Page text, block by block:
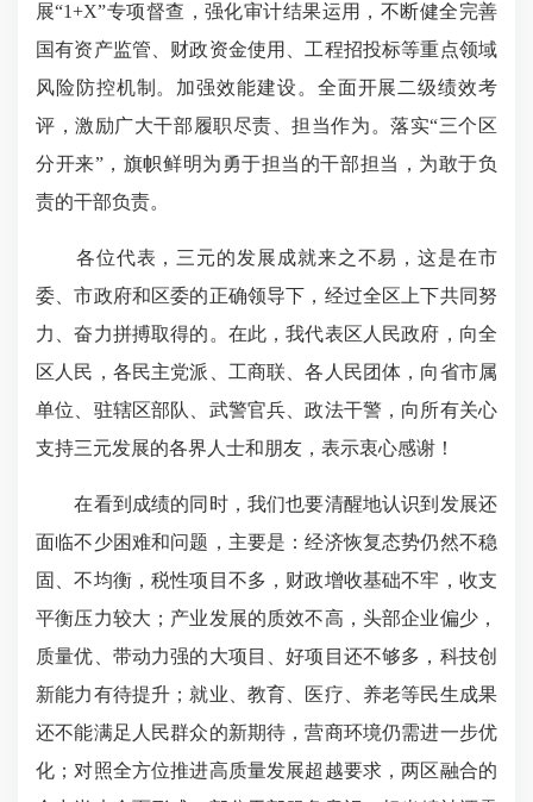
展“1+X”专项督查，强化审计结果运用，不断健全完善
国有资产监管、财政资金使用、工程招投标等重点领域
风险防控机制。加强效能建设。全面开展二级绩效考
评，激励广大干部履职尽责、担当作为。落实“三个区
分开来”，旗帜鲜明为勇于担当的干部担当，为敢于负
责的干部负责。
各位代表，三元的发展成就来之不易，这是在市
委、市政府和区委的正确领导下，经过全区上下共同努
力、奋力拼搏取得的。在此，我代表区人民政府，向全
区人民，各民主党派、工商联、各人民团体，向省市属
单位、驻辖区部队、武警官兵、政法干警，向所有关心
支持三元发展的各界人士和朋友，表示衷心感谢！
在看到成绩的同时，我们也要清醒地认识到发展还
面临不少困难和问题，主要是：经济恢复态势仍然不稳
固、不均衡，税性项目不多，财政增收基础不牢，收支
平衡压力较大；产业发展的质效不高，头部企业偏少，
质量优、带动力强的大项目、好项目还不够多，科技创
新能力有待提升；就业、教育、医疗、养老等民生成果
还不能满足人民群众的新期待，营商环境仍需进一步优
化；对照全方位推进高质量发展超越要求，两区融合的